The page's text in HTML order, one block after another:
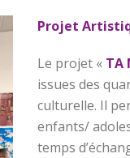
Projet
Le projet « TA
issues des
culturelle. Il
enfants/
temps